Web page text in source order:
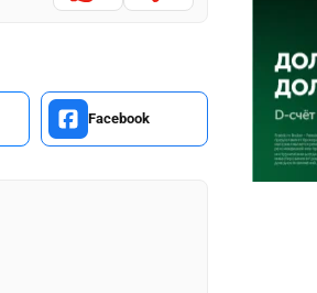
Facebook
5